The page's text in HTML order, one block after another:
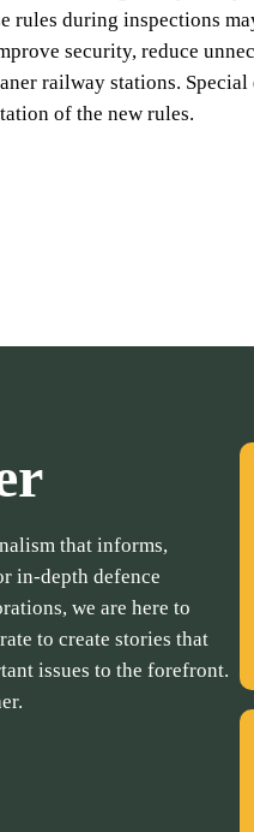
rules during inspections
security, reduce
railway stations. Special
of the new rules.
that informs,
in-depth defence
we are here to
to create stories that
issues to the forefront.